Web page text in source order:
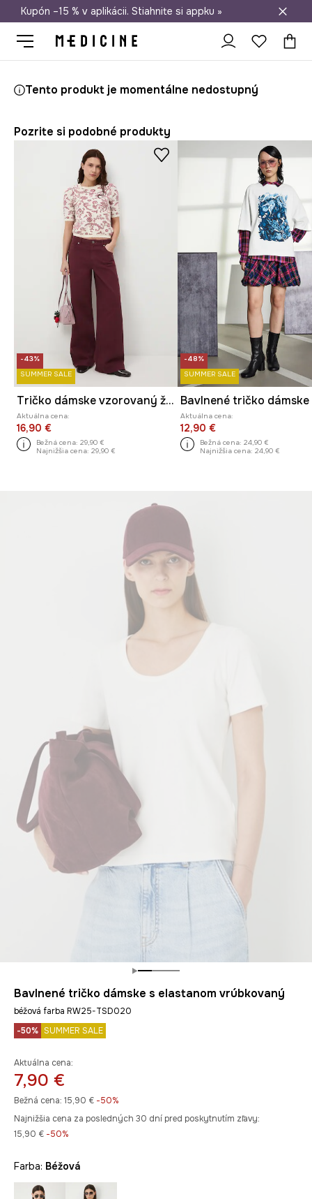
Doprava zadarmo od 50 €
Kupón –15 % v aplikácii. Stiahnite si appku »
Tento produkt je momentálne nedostupný
Pozrite si podobné produkty
-43%
SUMMER SALE
Tričko dámske vzorovaný žakarový
Aktuálna cena:
16,90 €
Bežná cena: 29,90 €
Najnižšia cena: 29,90 €
-48%
SUMMER SALE
Aktuálna cena:
12,90 €
Bežná cena: 24,90 €
Najnižšia cena: 24,90 €
Bavlnené tričko dámske s elastanom vrúbkovaný
béžová farba RW25-TSD020
-50% SUMMER SALE
Aktuálna cena:
7,90 €
Bežná cena: 15,90 € -50%
Najnižšia cena za posledných 30 dní pred poskytnutím zľavy:
15,90 € -50%
Farba: béžová